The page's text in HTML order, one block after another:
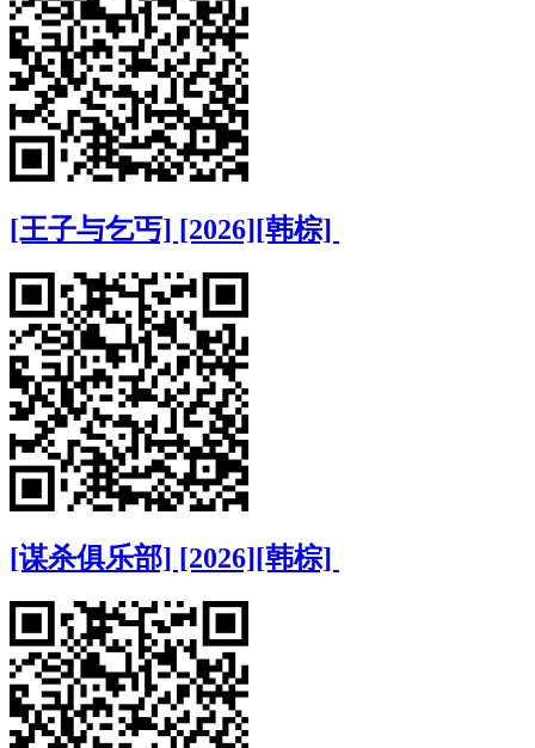
[王子与乞丐] [2026][韩棕]
[谋杀俱乐部] [2026][韩棕]